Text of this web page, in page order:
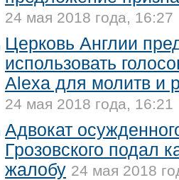
24 мая 2018 года, 16:27
Церковь Англии
использовать
Alexa для молитв и
24 мая 2018 года, 16:21
Адвокат
Грозовского подал
жалобу 24 мая 2018